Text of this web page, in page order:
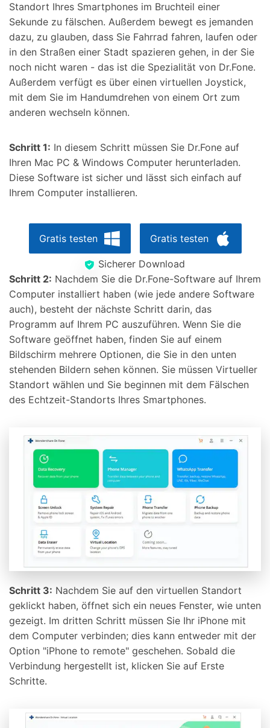
Standort Ihres Smartphones im Bruchteil einer
Sekunde zu fälschen. Außerdem bewegt es jemanden
dazu, zu glauben, dass Sie Fahrrad fahren, laufen oder
in den Straßen einer Stadt spazieren gehen, in der Sie
noch nicht waren - das ist die Spezialität von Dr.Fone.
Außerdem verfügt es über einen virtuellen Joystick,
mit dem Sie im Handumdrehen von einem Ort zum
anderen wechseln können.
Schritt 1: In diesem Schritt müssen Sie Dr.Fone auf
Ihren Mac PC & Windows Computer herunterladen.
Diese Software ist sicher und lässt sich einfach auf
Ihrem Computer installieren.
Gratis testen Gratis testen
Sicherer Download
Schritt 2: Nachdem Sie die Dr.Fone-Software auf Ihrem
Computer installiert haben (wie jede andere Software
auch), besteht der nächste Schritt darin, das
Programm auf Ihrem PC auszuführen. Wenn Sie die
Software geöffnet haben, finden Sie auf einem
Bildschirm mehrere Optionen, die Sie in den unten
stehenden Bildern sehen können. Sie müssen Virtueller
Standort wählen und Sie beginnen mit dem Fälschen
des Echtzeit-Standorts Ihres Smartphones.
Schritt 3: Nachdem Sie auf den virtuellen Standort
geklickt haben, öffnet sich ein neues Fenster, wie unten
gezeigt. Im dritten Schritt müssen Sie Ihr iPhone mit
dem Computer verbinden; dies kann entweder mit der
Option "iPhone to remote" geschehen. Sobald die
Verbindung hergestellt ist, klicken Sie auf Erste
Schritte.